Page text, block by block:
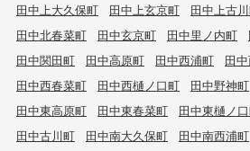
田中上大久保町
田中上玄京町 田中上古
田中北春菜町
田中玄京町 田中里ノ内町
田中関田町
田中高原町 田中西浦町 田
田中西春菜町
田中西樋ノ口町 田中野神町
田中東高原町
田中東春菜町 田中東樋ノ
田中古川町
田中南大久保町 田中南西浦町